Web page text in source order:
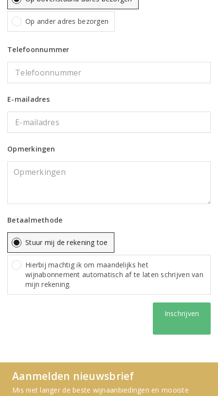
Op ander adres bezorgen
Telefoonnummer
E-mailadres
Opmerkingen
Betaalmethode
Stuur mij de rekening toe
Hierbij machtig ik om maandelijks het
wijnabonnement automatisch af te laten schrijven van
mijn rekening.
Inschrijven
Aanmelden nieuwsbrief
Mis niet langer de beste wijnaanbiedingen en mooiste